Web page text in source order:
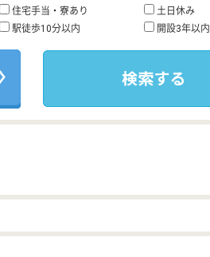
住宅手当・寮あり
土日休み
駅徒歩10分以内 開設3年以内